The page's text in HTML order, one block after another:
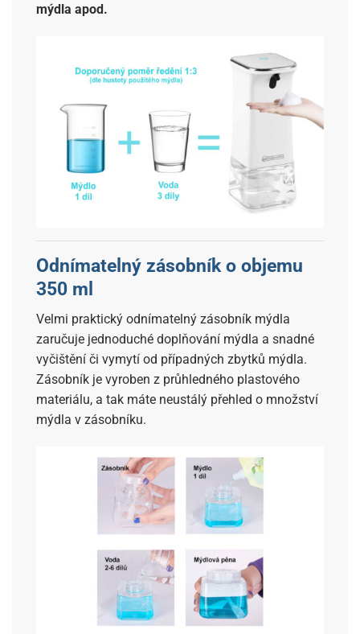
mýdla apod.
Odnímatelný zásobník o objemu
350 ml
Velmi praktický odnímatelný zásobník mýdla
zaručuje jednoduché doplňování mýdla a snadné
vyčištění či vymytí od případných zbytků mýdla.
Zásobník je vyroben z průhledného plastového
materiálu, a tak máte neustálý přehled o množství
mýdla v zásobníku.